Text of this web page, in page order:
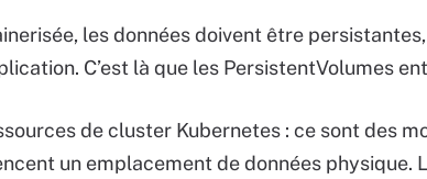
les données doivent être
C’est là que les PersistentVolumes
de cluster Kubernetes : ce sont des
un emplacement de données physique.